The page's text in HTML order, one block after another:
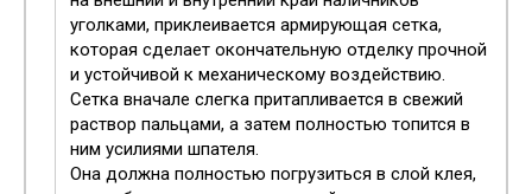
уголками, приклеивается армирующая сетка,
которая сделает окончательную отделку прочной
и устойчивой к механическому воздействию.
Сетка вначале слегка притапливается в свежий
раствор пальцами, а затем полностью топится в
ним усилиями шпателя.
Она должна полностью погрузиться в слой клея,